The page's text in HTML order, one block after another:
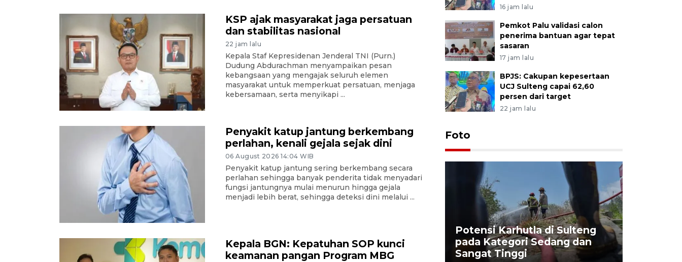
KSP ajak masyarakat jaga persatuan
dan stabilitas nasional
22 jam lalu
Kepala Staf Kepresidenan Jenderal TNI (Purn.)
Dudung Abdurachman menyampaikan pesan
kebangsaan yang mengajak seluruh elemen
masyarakat untuk memperkuat persatuan, menjaga
kebersamaan, serta menyikapi ...
Penyakit katup jantung berkembang
perlahan, kenali gejala sejak dini
06 August 2026 14:04 WIB
Penyakit katup jantung sering berkembang secara
perlahan sehingga banyak penderita tidak menyadari
fungsi jantungnya mulai menurun hingga gejala
menjadi lebih berat, sehingga deteksi dini melalui ...
Kepala BGN: Kepatuhan SOP kunci
keamanan pangan Program MBG
16 jam lalu
Pemkot Palu validasi calon
penerima bantuan agar tepat
sasaran
17 jam lalu
BPJS: Cakupan kepesertaan
UCJ Sulteng capai 62,60
persen dari target
22 jam lalu
Foto
Layanan pembuatan SIM Baru
di Satpas Polresta Palu
Potensi Karhutla di Sulteng
pada Kategori Sedang dan
Sangat Tinggi